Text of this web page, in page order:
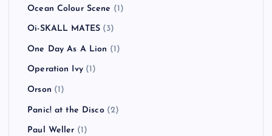
Ocean Colour Scene (1)
Oi-SKALL MATES (3)
One Day As A Lion (1)
Operation Ivy(1)
Orson (1)
Panic! at the Disco(2)
Paul Weller (1)